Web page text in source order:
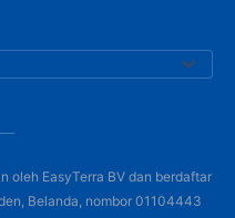
oleh EasyTerra BV dan berdaftar
Belanda, nombor 01104443